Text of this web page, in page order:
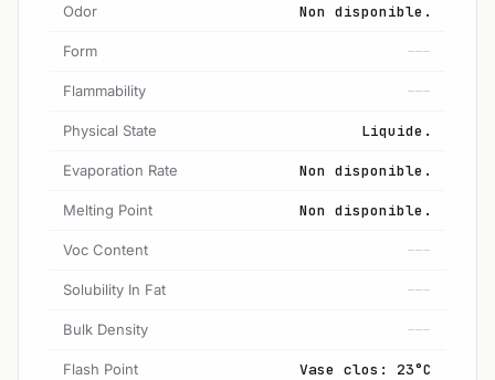
Odor Non disponible.
Form ---
Flammability ---
Physical State Liquide.
Evaporation Rate Non disponible.
Melting Point Non disponible.
Voc Content ---
Solubility In Fat ---
Bulk Density ---
Flash Point Vase clos: 23°C